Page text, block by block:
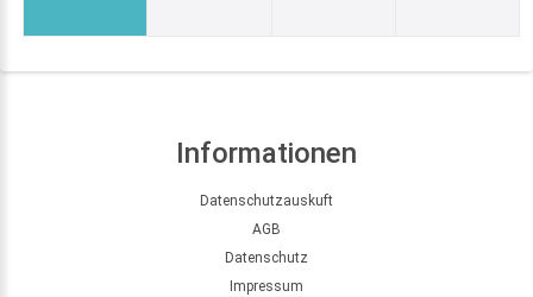
Informationen
Datenschutzauskuft
AGB
Datenschutz
Impressum